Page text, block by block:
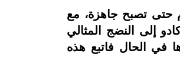
حتى تصبح جاهزة، مع
إلى النضج المثالي
في الحال فاتبع هذه